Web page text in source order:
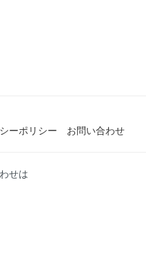
ーポリシー お問い合わせ
せは